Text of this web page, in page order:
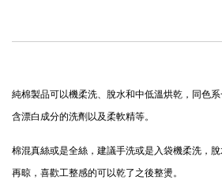
純棉製品可以機柔洗、脫水和中低溫烘乾，同色
含漂白成分的洗劑以及柔軟精等。
棉混真絲或是全絲，建議手洗或是入袋機柔洗，
再晾，喜歡工整感的可以乾了之後整燙。